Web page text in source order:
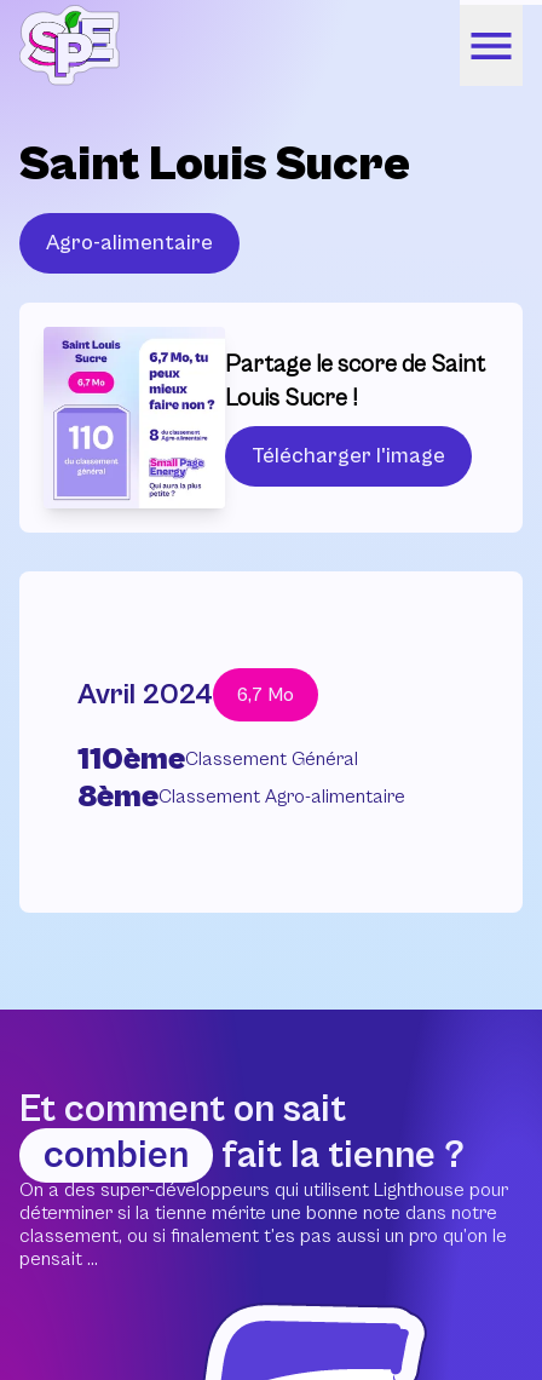
Saint Louis Sucre
Agro-alimentaire
Partage le score de Saint
Louis Sucre !
Télécharger l'image
Avril 2024 6,7 Mo
110èmeClassement Général
8èmeClassement Agro-alimentaire
Et comment on sait
combien
fait la tienne ?
On a des super-développeurs qui utilisent Lighthouse pour
déterminer si la tienne mérite une bonne note dans notre
classement, ou si finalement t’es pas aussi un pro qu’on le
pensait ...